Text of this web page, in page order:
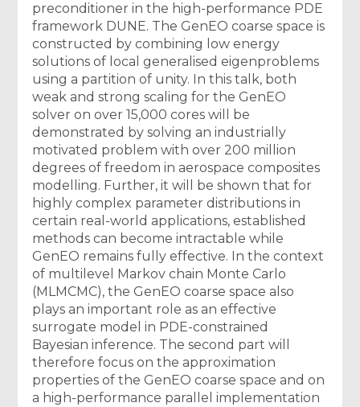
preconditioner in the high-performance PDE
framework DUNE. The GenEO coarse space is
constructed by combining low energy
solutions of local generalised eigenproblems
using a partition of unity. In this talk, both
weak and strong scaling for the GenEO
solver on over 15,000 cores will be
demonstrated by solving an industrially
motivated problem with over 200 million
degrees of freedom in aerospace composites
modelling. Further, it will be shown that for
highly complex parameter distributions in
certain real-world applications, established
methods can become intractable while
GenEO remains fully effective. In the context
of multilevel Markov chain Monte Carlo
(MLMCMC), the GenEO coarse space also
plays an important role as an effective
surrogate model in PDE-constrained
Bayesian inference. The second part will
therefore focus on the approximation
properties of the GenEO coarse space and on
a high-performance parallel implementation